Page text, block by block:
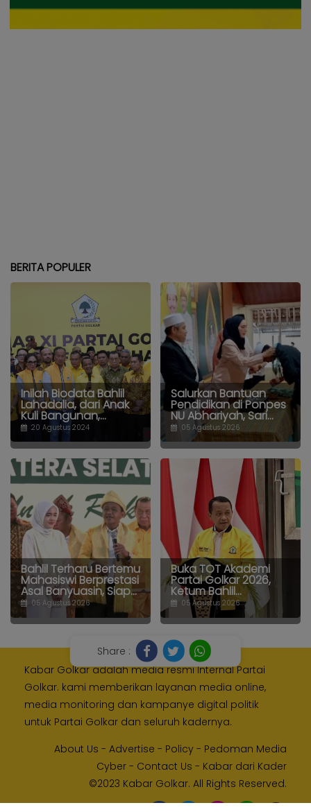
Share :
BERITA POPULER
Inilah Biodata Bahlil
Lahadalia, dari Anak
Kuli Bangunan,...
20 Agustus 2024
Salurkan Bantuan
Pendidikan di Ponpes
NU Abhariyah, Sari...
05 Agustus 2026
Bahlil Terharu Bertemu
Mahasiswi Berprestasi
Asal Banyuasin, Siap...
05 Agustus 2026
Buka TOT Akademi
Partai Golkar 2026,
Ketum Bahlil...
05 Agustus 2026
Kabar Golkar adalah media resmi Internal Partai
Golkar. kami memberikan layanan media online,
media monitoring dan kampanye digital politik
untuk Partai Golkar dan seluruh kadernya.
About Us - Advertise - Policy - Pedoman Media
Cyber - Contact Us - Kabar dari Kader
©2023 Kabar Golkar. All Rights Reserved.